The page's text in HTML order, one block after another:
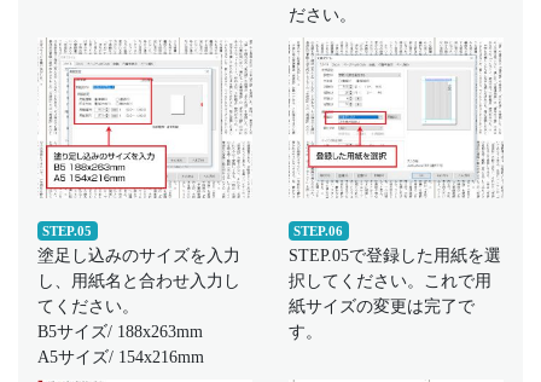
ださい。
STEP.05
塗足し込みのサイズを入力
し、用紙名と合わせ入力し
てください。
B5サイズ/ 188x263mm
A5サイズ/ 154x216mm
STEP.06
STEP.05で登録した用紙を選
択してください。これで用
紙サイズの変更は完了で
す。